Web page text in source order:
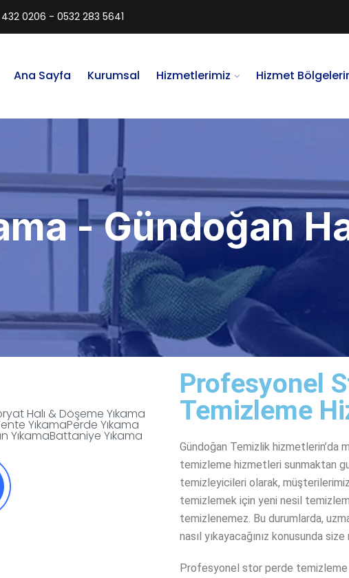
0206 - 0532 283 5641
Ana Sayfa Kurumsal Hizmetlerimiz Hizmet
- Gündoğan
Halı & Döşeme Yıkama
YıkamaPerde Yıkama
YıkamaBattaniye Yıkama
Profesyonel
Temizleme
Gündoğan Temizlik hizmetlerin’da
temizleme hizmetleri sunmaktan
temizleyicileri olarak,
temizlemek için yeni nesil
temizlenemez. Bu durumlarda,
nasıl yıkayacağınız konusunda
Profesyonel stor perde temizleme